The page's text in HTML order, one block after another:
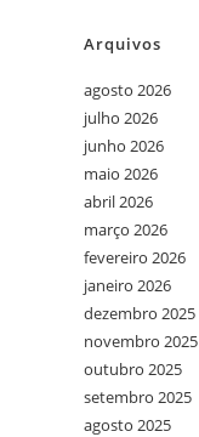
Arquivos
agosto 2026
julho 2026
junho 2026
maio 2026
abril 2026
março 2026
fevereiro 2026
janeiro 2026
dezembro 2025
novembro 2025
outubro 2025
setembro 2025
agosto 2025